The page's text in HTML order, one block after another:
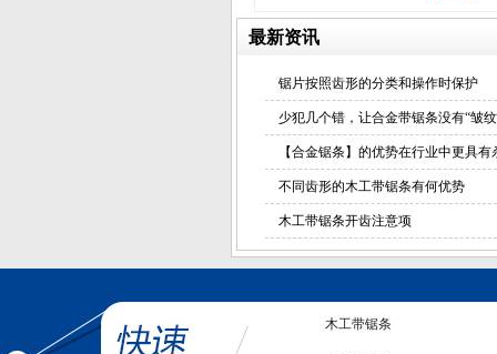
最新资讯
锯片按照齿形的分类和操作时保护
少犯几个错，让合金带锯条没有“皱
【合金锯条】的优势在行业中更具有
不同齿形的木工带锯条有何优势
木工带锯条开齿注意项
木工带锯条